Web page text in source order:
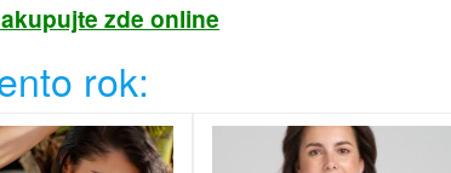
zde online
rok: